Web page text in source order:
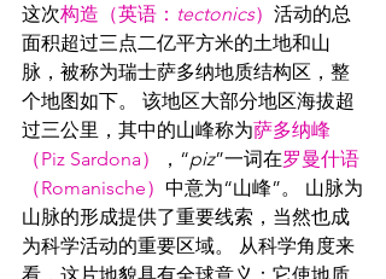
这次构造（英语： tectonics） 活动的总
面积超过三点二亿平方米的土地和山
脉，被称为瑞士萨多纳地质结构区，整
个地图如下。 该地区大部分地区海拔超
过三公里，其中的山峰称为萨多纳峰
（Piz Sardona）
，“piz”一词在罗曼什语
（Romanische） 中意为“山峰”。 山脉为
山脉的形成提供了重要线索，当然也成
为科学活动的重要区域。 从科学角度来
看，这片地貌具有全球意义：它使地质